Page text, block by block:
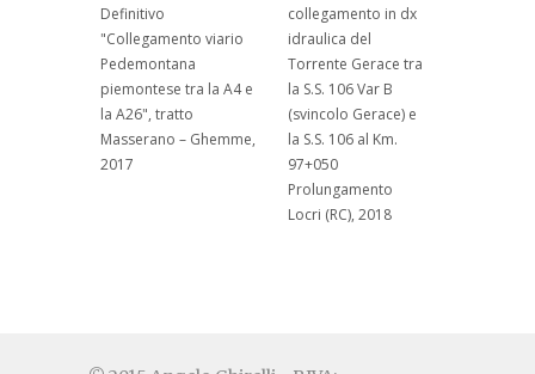
Definitivo
"Collegamento viario
Pedemontana
piemontese tra la A4 e
la A26", tratto
Masserano – Ghemme,
2017
collegamento in dx
idraulica del
Torrente Gerace tra
la S.S. 106 Var B
(svincolo Gerace) e
la S.S. 106 al Km.
97+050
Prolungamento
Locri (RC), 2018